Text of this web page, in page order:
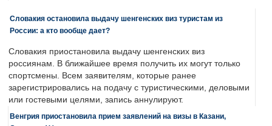
Словакия остановила выдачу шенгенских виз туристам из
России: а кто вообще дает?
Словакия приостановила выдачу шенгенских виз
россиянам. В ближайшее время получить их могут только
спортсмены. Всем заявителям, которые ранее
зарегистрировались на подачу с туристическими, деловыми
или гостевыми целями, запись аннулируют.
Венгрия приостановила прием заявлений на визы в Казани,